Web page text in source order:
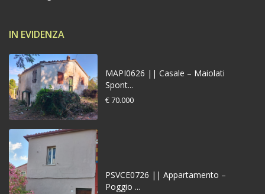
IN EVIDENZA
MAPI0626 || Casale – Maiolati
Spont...
€ 70.000
PSVCE0726 || Appartamento –
Poggio ...